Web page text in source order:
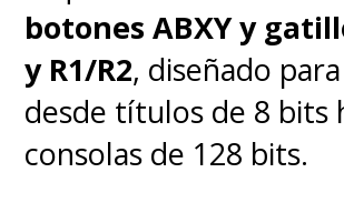
botones ABXY y
y R1/R2, diseñado
desde títulos de 8 bits
consolas de 128 bits.